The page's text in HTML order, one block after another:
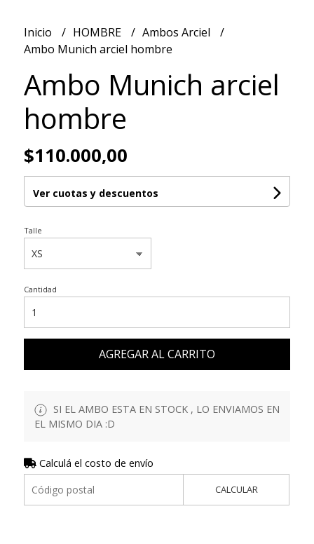
Inicio HOMBRE
Ambos Arciel
Ambo Munich arciel hombre
Ambo Munich arciel
hombre
$110.000,00
Ver cuotas y descuentos
Talle
Cantidad
AGREGAR AL CARRITO
SI EL AMBO ESTA EN STOCK , LO ENVIAMOS EN
EL MISMO DIA :D
Calculá el costo de envío
CALCULAR